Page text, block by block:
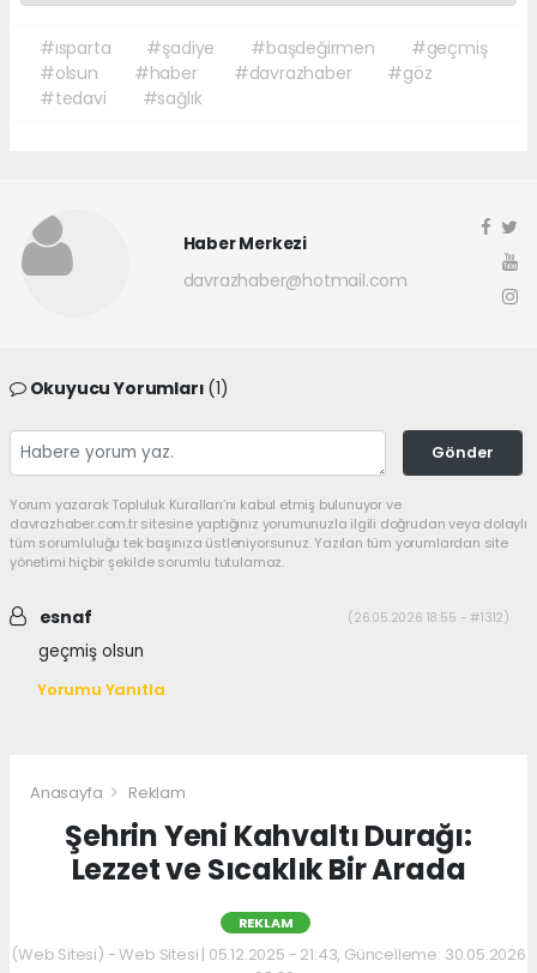
#ısparta #şadiye #başdeğirmen
#geçmiş
#olsun
#haber #davrazhaber
#göz
#tedavi
#sağlık
Haber Merkezi
davrazhaber@hotmail.com
Okuyucu Yorumları (1)
Gönder
Yorum yazarak Topluluk Kuralları’nı kabul etmiş bulunuyor ve
davrazhaber.com.tr sitesine yaptığınız yorumunuzla ilgili doğrudan veya dolaylı
tüm sorumluluğu tek başınıza üstleniyorsunuz. Yazılan tüm yorumlardan site
yönetimi hiçbir şekilde sorumlu tutulamaz.
esnaf (26.05.2026 18:55 - #1312)
geçmiş olsun
Yorumu Yanıtla
Anasayfa Reklam
Şehrin Yeni Kahvaltı Durağı:
Lezzet ve Sıcaklık Bir Arada
REKLAM
(Web Sitesi) - Web Sitesi | 05.12.2025 - 21:43, Güncelleme: 30.05.2026